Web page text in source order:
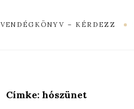
VENDÉGKÖNYV – KÉRDEZZ
Címke: hószünet